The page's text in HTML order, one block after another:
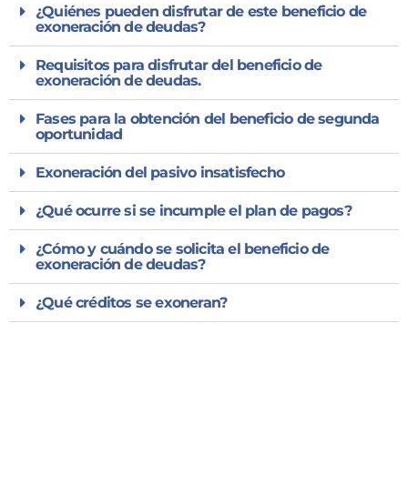
¿Quiénes pueden disfrutar de este beneficio de
exoneración de deudas?
Requisitos para disfrutar del beneficio de
exoneración de deudas.
Fases para la obtención del beneficio de segunda
oportunidad
Exoneración del pasivo insatisfecho
¿Qué ocurre si se incumple el plan de pagos?
¿Cómo y cuándo se solicita el beneficio de
exoneración de deudas?
¿Qué créditos se exoneran?